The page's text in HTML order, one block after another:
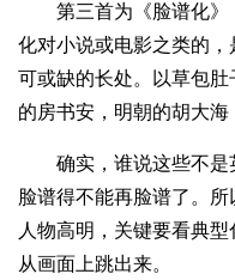
第三首为《脸谱化》
化对小说或电影之类的
可或缺的长处。以草包
的房书安，明朝的胡大
确实，谁说这些不是
脸谱得不能再脸谱了。
人物高明，关键要看典
从画面上跳出来。